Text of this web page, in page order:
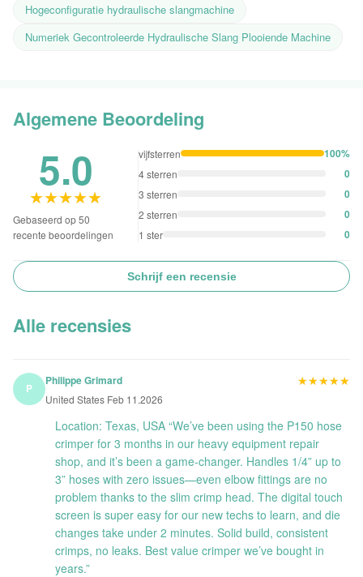
Hogeconfiguratie hydraulische slangmachine
Numeriek Gecontroleerde Hydraulische Slang Plooiende Machine
Algemene Beoordeling
5.0
★★★★★
★★★★★
Gebaseerd op 50
recente beoordelingen
vijfsterren 100%
4 sterren 0
3 sterren 0
2 sterren 0
1 ster 0
Schrijf een recensie
Alle recensies
P
Philippe Grimard
United States Feb 11.2026
★★★★★
★★★★★
Location: Texas, USA “We’ve been using the P150 hose
crimper for 3 months in our heavy equipment repair
shop, and it’s been a game-changer. Handles 1/4” up to
3” hoses with zero issues—even elbow fittings are no
problem thanks to the slim crimp head. The digital touch
screen is super easy for our new techs to learn, and die
changes take under 2 minutes. Solid build, consistent
crimps, no leaks. Best value crimper we’ve bought in
years.”